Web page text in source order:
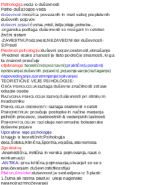
Psihologija-veda o duševnosti
Psihe-duša;logos-veda
duševnost:množica povezanih in med seboj prepletenih
duševnih pojavov
duševni pojavi:čustva,misli,želje,ideje,potrebe...
-organska podlaga duševnosti so možgani in celoten
živčni sistem
-ZAVESTNI,Podzavest,NEZAVEDNI del duševnosti-
S:Freud
Predmet psihologije:duševni pojavi,osebnost,obnašanje
-Predmet vsake znanosti je tisto področje stvarnosti, ki ga
ta znanost preučuje
cilji&naloge:teoretični(spoznavni);praktični(uporabni)
opisovanje(duševnih pojavov),pojasnjevanje(razlaganje)
napovedovanje,spreminjanje(vplivanje)
TEORETIČNE VEJE PSIHOLOGIJE:
OBČA PSIHOLOGIJA:razlaga duševne značilnosti zdrave
odrasle osebe
RAZVOJNA PSIHOLOGIJA :razvoj duševnosti pri otroku in
mladostniku
PSIHOLOGJA OSEBNOSTI: razlaga osebnost v celoti
PSIHOMETRIJA: proučuje postopke in načine merjenja
psihičih procesov, osebnostnih & vedenjskih lastnosti
PSIHOPATOLOGIJA: raziskuje nenormalne bolezenske
duševne pojave
Uporabne veje psihologije
Izhajajo iz teoretičnih:Psihologija
dela,Šolska,Klinična,športna,vojaška,ekonomska
Zgodovina
-Anemistična, mitična in verska pojmovanja,nauk o
reinkarnaciji
-ANTIKA: prva kritična pojmovanja,ukvarjali so se s
preučevanjem duševnosti(filozofija)
Platon,Aristotel:duševnost je sestavljena iz 3 plasti:
1.čutna ali rastna plast,ki  ureja nagonsko
narano(razmnoževanje)